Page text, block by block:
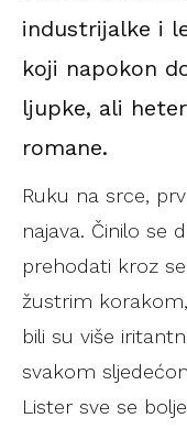
industrijalke i
koji napokon
ljupke, ali
romane.
Ruku na srce,
najava. Činilo se
prehodati kroz
žustrim
bili su više
svakom
Lister sve se